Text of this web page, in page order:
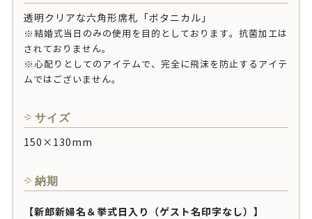
透明クリアな六角形席札「ボタニカル」
※結婚式当日のみの使用を目的としております。抗菌加工は
されておりません。
※心配りとしてのアイテムで、完全に飛沫を防止するアイテ
ムではございません。
サイズ
150×130mm
納期
【新郎新婦名＆挙式日入り（ゲスト名印字なし）】